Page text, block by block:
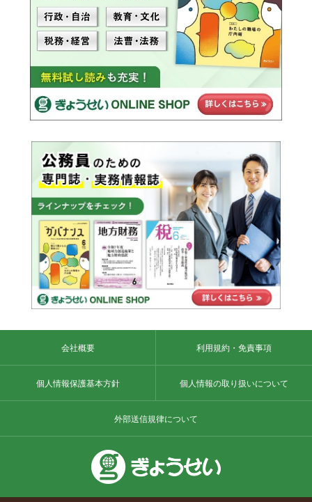
会社概要 利用規約・免責事項
個人情報保護基本方針 個人情報の取り扱いについて
外部送信規律について